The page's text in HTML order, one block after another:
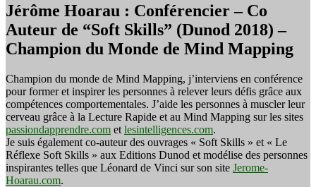
Jérôme Hoarau : Conférencier – Co
Auteur de “Soft Skills” (Dunod 2018) –
Champion du Monde de Mind Mapping
Champion du monde de Mind Mapping, j’interviens en conférence
pour former et inspirer les personnes à relever leurs défis grâce aux
compétences comportementales. J’aide les personnes à muscler leur
cerveau grâce à la Lecture Rapide et au Mind Mapping sur les sites
passiondapprendre.com et lesintelligences.com.
Je suis également co-auteur des ouvrages « Soft Skills » et « Le
Réflexe Soft Skills » aux Editions Dunod et modélise des personnes
inspirantes telles que Léonard de Vinci sur son site Jerome-
Hoarau.com.